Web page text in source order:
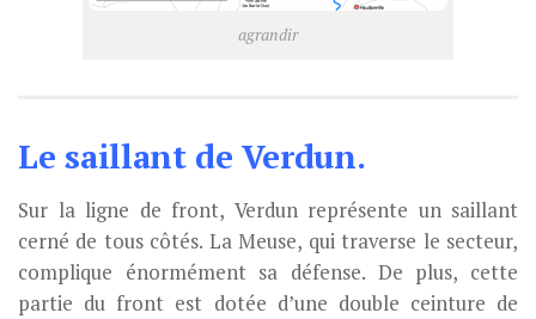
agrandir
Le saillant de Verdun.
Sur la ligne de front, Verdun représente un saillant
cerné de tous côtés. La Meuse, qui traverse le secteur,
complique énormément sa défense. De plus, cette
partie du front est dotée d’une double ceinture de